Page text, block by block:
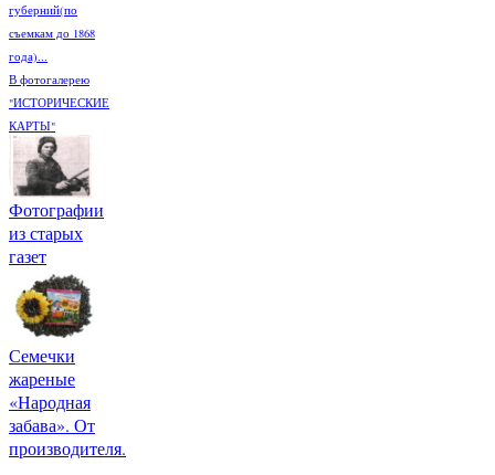
губерний(по
съемкам до 1868
года)...
В фотогалерею
"ИСТОРИЧЕСКИЕ
КАРТЫ"
Фотографии
из старых
газет
Семечки
жареные
«Народная
забава». От
производителя.